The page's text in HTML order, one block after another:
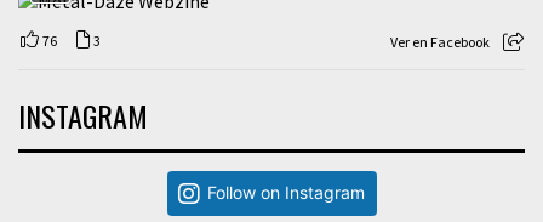
76 3 Ver en Facebook
INSTAGRAM
Follow on Instagram